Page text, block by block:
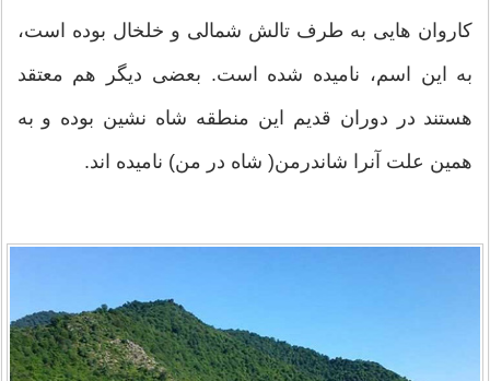
کاروان هایی به طرف تالش شمالی و خلخال بوده است،
به این اسم، نامیده شده است. بعضی ديگر هم معتقد
هستند در دوران قدیم این منطقه شاه نشین بوده و به
همین علت آنرا شاندرمن( شاه در من) نامیده اند.